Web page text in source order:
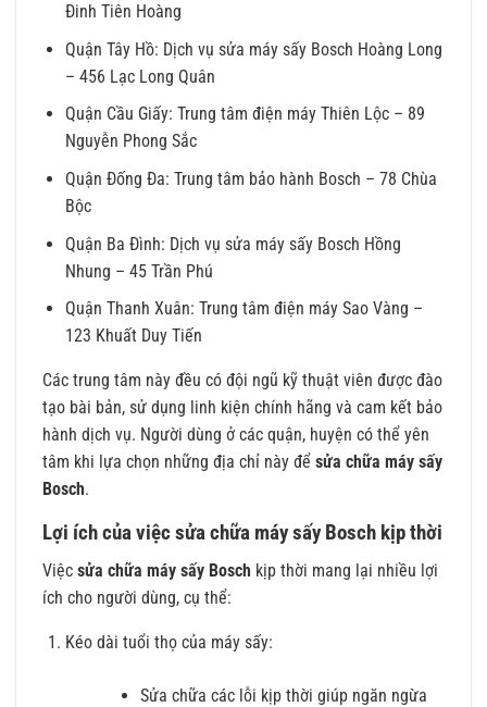
Đinh Tiên Hoàng
Quận Tây Hồ: Dịch vụ sửa máy sấy Bosch Hoàng Long
– 456 Lạc Long Quân
Quận Cầu Giấy: Trung tâm điện máy Thiên Lộc – 89
Nguyễn Phong Sắc
Quận Đống Đa: Trung tâm bảo hành Bosch – 78 Chùa
Bộc
Quận Ba Đình: Dịch vụ sửa máy sấy Bosch Hồng
Nhung – 45 Trần Phú
Quận Thanh Xuân: Trung tâm điện máy Sao Vàng –
123 Khuất Duy Tiến
Các trung tâm này đều có đội ngũ kỹ thuật viên được đào
tạo bài bản, sử dụng linh kiện chính hãng và cam kết bảo
hành dịch vụ. Người dùng ở các quận, huyện có thể yên
tâm khi lựa chọn những địa chỉ này để sửa chữa máy sấy
Bosch.
Lợi ích của việc sửa chữa máy sấy Bosch kịp thời
Việc sửa chữa máy sấy Bosch kịp thời mang lại nhiều lợi
ích cho người dùng, cụ thể:
Kéo dài tuổi thọ của máy sấy:
Sửa chữa các lỗi kịp thời giúp ngăn ngừa